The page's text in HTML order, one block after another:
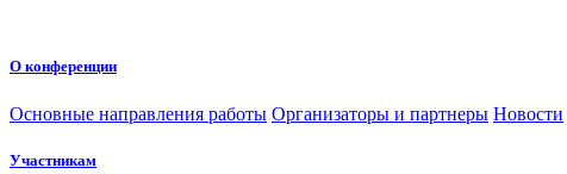
О конференции
Основные направления работы Организаторы и партнеры Новости
Участникам